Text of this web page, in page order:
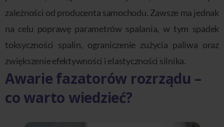
zależności od producenta samochodu. Zawsze ma jednak
na celu poprawę parametrów spalania, w tym spadek
toksyczności spalin, ograniczenie zużycia paliwa oraz
zwiększenie efektywności i elastyczności silnika.
Awarie fazatorów rozrządu –
co warto wiedzieć?